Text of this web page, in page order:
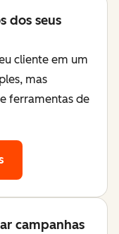
dos seus
cliente em um
mas
ferramentas de
campanhas